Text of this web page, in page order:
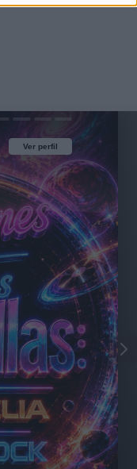
Ver perfil
Ver perfil